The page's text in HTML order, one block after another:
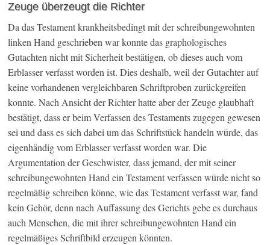
Zeuge überzeugt die Richter
Da das Testament krankheitsbedingt mit der schreibungewohnten
linken Hand geschrieben war konnte das graphologisches
Gutachten nicht mit Sicherheit bestätigen, ob dieses auch vom
Erblasser verfasst worden ist. Dies deshalb, weil der Gutachter auf
keine vorhandenen vergleichbaren Schriftproben zurückgreifen
konnte. Nach Ansicht der Richter hatte aber der Zeuge glaubhaft
bestätigt, dass er beim Verfassen des Testaments zugegen gewesen
sei und dass es sich dabei um das Schriftstück handeln würde, das
eigenhändig vom Erblasser verfasst worden war. Die
Argumentation der Geschwister, dass jemand, der mit seiner
schreibungewohnten Hand ein Testament verfassen würde nicht so
regelmäßig schreiben könne, wie das Testament verfasst war, fand
kein Gehör, denn nach Auffassung des Gerichts gebe es durchaus
auch Menschen, die mit ihrer schreibungewohnten Hand ein
regelmäßiges Schriftbild erzeugen könnten.